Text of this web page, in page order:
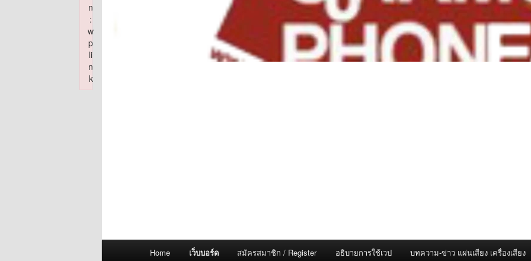
Home เว็บบอร์ด สมัครสมาชิก / Register อธิบายการใช้เวป บทความ-ข่าว แผ่นเสียง เครื่องเสียง
n
:
w
p
li
n
k